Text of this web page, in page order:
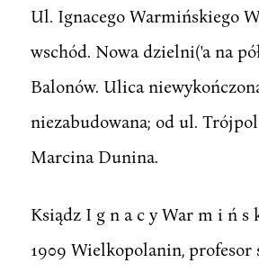
Ul. Ignacego Warmińskiego
wschód. Nowa dzielni('a na
Balonów. Ulica
niezabudowana; od ul.
Marcina Dunina.
Ksiądz I g n a c y War m i ń s
1909 Wielkopolanin, profesor